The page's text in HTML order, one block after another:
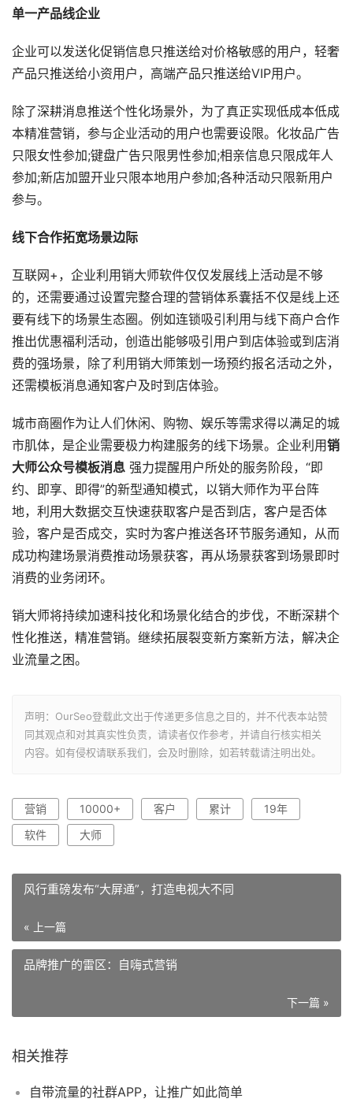
单一产品线企业
企业可以发送化促销信息只推送给对价格敏感的用户，轻奢
产品只推送给小资用户，高端产品只推送给VIP用户。
除了深耕消息推送个性化场景外，为了真正实现低成本低成
本精准营销，参与企业活动的用户也需要设限。化妆品广告
只限女性参加;键盘广告只限男性参加;相亲信息只限成年人
参加;新店加盟开业只限本地用户参加;各种活动只限新用户
参与。
线下合作拓宽场景边际
互联网+，企业利用销大师软件仅仅发展线上活动是不够
的，还需要通过设置完整合理的营销体系囊括不仅是线上还
要有线下的场景生态圈。例如连锁吸引利用与线下商户合作
推出优惠福利活动，创造出能够吸引用户到店体验或到店消
费的强场景，除了利用销大师策划一场预约报名活动之外，
还需模板消息通知客户及时到店体验。
城市商圈作为让人们休闲、购物、娱乐等需求得以满足的城
市肌体，是企业需要极力构建服务的线下场景。企业利用销
大师公众号模板消息 强力提醒用户所处的服务阶段，“即
约、即享、即得”的新型通知模式，以销大师作为平台阵
地，利用大数据交互快速获取客户是否到店，客户是否体
验，客户是否成交，实时为客户推送各环节服务通知，从而
成功构建场景消费推动场景获客，再从场景获客到场景即时
消费的业务闭环。
销大师将持续加速科技化和场景化结合的步伐，不断深耕个
性化推送，精准营销。继续拓展裂变新方案新方法，解决企
业流量之困。
声明：OurSeo登载此文出于传递更多信息之目的，并不代表本站赞
同其观点和对其真实性负责，请读者仅作参考，并请自行核实相关
内容。如有侵权请联系我们，会及时删除，如若转载请注明出处。
营销 10000+ 客户 累计
19年
软件
大师
风行重磅发布“大屏通”，打造电视大不同
« 上一篇
品牌推广的雷区：自嗨式营销
下一篇 »
相关推荐
自带流量的社群APP，让推广如此简单